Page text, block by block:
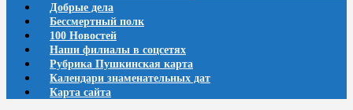
Добрые дела
Бессмертный полк
100 Новостей
Наши филиалы в соцсетях
Рубрика Пушкинская карта
Календари знаменательных дат
Карта сайта